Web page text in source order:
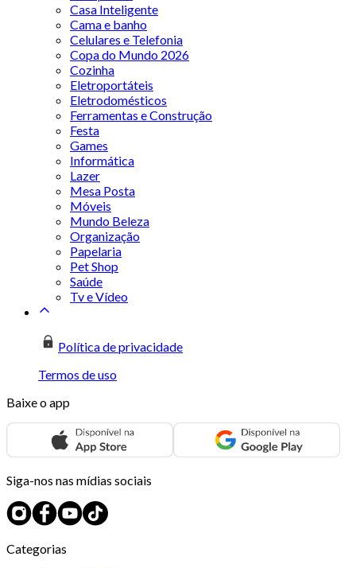
Casa Inteligente
Cama e banho
Celulares e Telefonia
Copa do Mundo 2026
Cozinha
Eletroportáteis
Eletrodomésticos
Ferramentas e Construção
Festa
Games
Informática
Lazer
Mesa Posta
Móveis
Mundo Beleza
Organização
Papelaria
Pet Shop
Saúde
Tv e Vídeo
Política de privacidade
Termos de uso
Baixe o app
Siga-nos nas mídias sociais
Categorias